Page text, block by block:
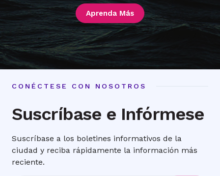
Aprenda Más
CONÉCTESE CON NOSOTROS
Suscríbase e Infórmese
Suscríbase a los boletines informativos de la
ciudad y reciba rápidamente la información más
reciente.